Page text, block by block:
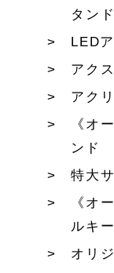
タンド
LED
アク
アク
《オ
ンド
特大
《オ
ルキ
オリ